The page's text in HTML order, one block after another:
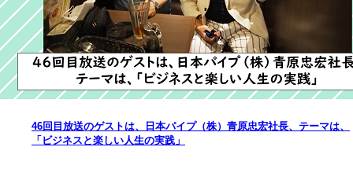
46回目放送のゲストは、日本パイプ（株）青原忠宏社長、テーマは、
「ビジネスと楽しい人生の実践」